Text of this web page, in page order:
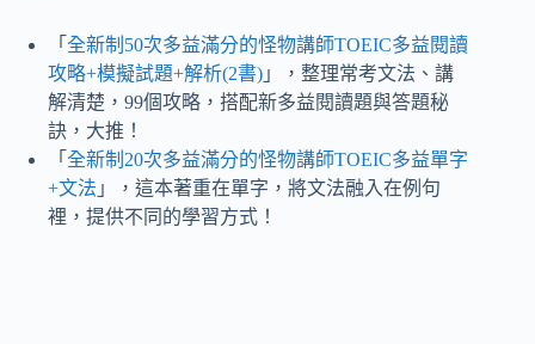
「 全新制50次多益滿分的怪物講師TOEIC多益閱讀
攻略+模擬試題+解析(2書) 」，整理常考文法、講
解清楚，99個攻略，搭配新多益閱讀題與答題秘
訣，大推！
「 全新制20次多益滿分的怪物講師TOEIC多益單字
+文法 」，這本著重在單字，將文法融入在例句
裡，提供不同的學習方式！